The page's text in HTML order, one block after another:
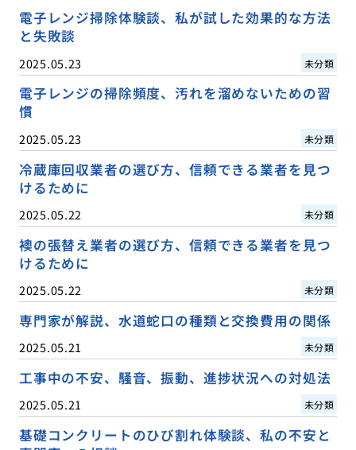
電子レンジ掃除体験談、私が試した効果的な方法
と失敗談
2025.05.23 未分類
電子レンジの掃除頻度、汚れを溜めないための習
慣
2025.05.23 未分類
冷蔵庫回収業者の選び方、信頼できる業者を見つ
けるために
2025.05.22 未分類
襖の張替え業者の選び方、信頼できる業者を見つ
けるために
2025.05.22 未分類
専門家が解説、水道蛇口の種類と交換費用の関係
2025.05.21 未分類
工事中の不安、騒音、振動、進捗状況への対処法
2025.05.21 未分類
基礎コンクリートのひび割れ体験談、私の不安と